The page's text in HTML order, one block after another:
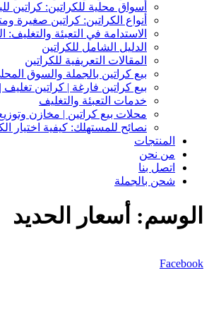
أسواق محلية للكراتين: كراتين
أنواع الكراتين: كراتين
الاستدامة في التعبئة والتغليف:
الدليل الشامل للكراتين
المقالات التعريفية للكراتين
بيع كراتين بالجملة والسوق
بيع كراتين فارغة | كراتين
خدمات التعبئة والتغليف
محلات بيع كراتين | مخازن
نصائح للمستهلك: كيفية اختيار
المنتجات
من نحن
اتصل بنا
شحن بالجملة
الوسم: أسعار الحديد
Facebook